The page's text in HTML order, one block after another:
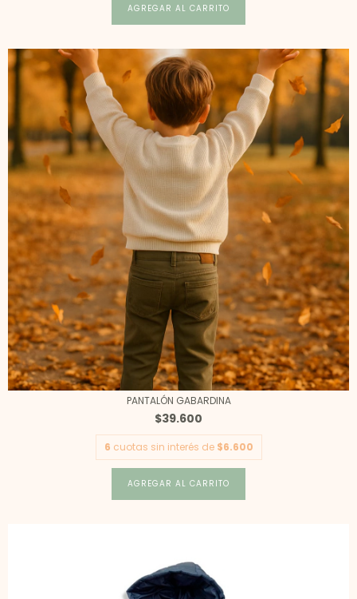
AGREGAR AL CARRITO
PANTALÓN GABARDINA
$39.600
6 cuotas sin interés de $6.600
AGREGAR AL CARRITO